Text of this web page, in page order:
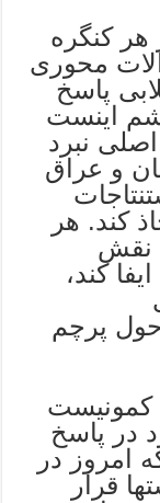
هر کنگره
محوری
پاسخ
اینست
نبرد
و عراق
کند. هر
نقش
کند،
پرچم
کمونیست
در پاسخ
امروز در
قرار